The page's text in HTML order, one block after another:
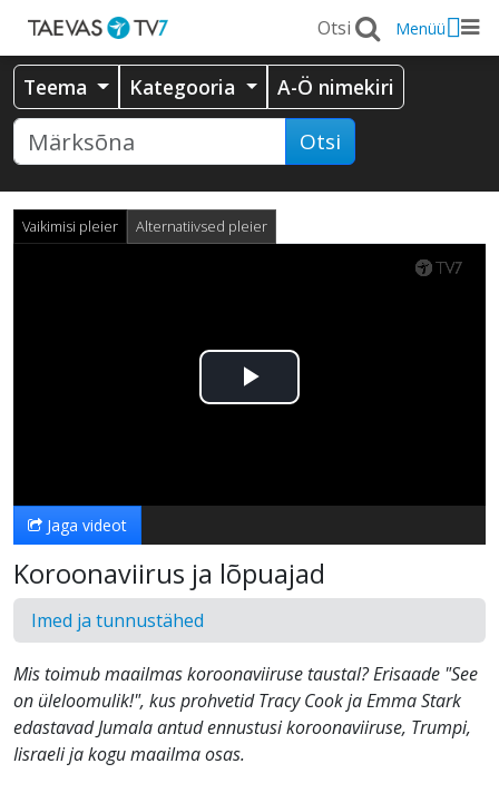
Menüü
Teema Kategooria A-Ö nimekiri
Otsi
Vaikimisi pleier Alternatiivsed pleier
Esita
Jaga videot
Koroonaviirus ja lõpuajad
Imed ja tunnustähed
Mis toimub maailmas koroonaviiruse taustal? Erisaade "See
on üleloomulik!", kus prohvetid Tracy Cook ja Emma Stark
edastavad Jumala antud ennustusi koroonaviiruse, Trumpi,
Iisraeli ja kogu maailma osas.